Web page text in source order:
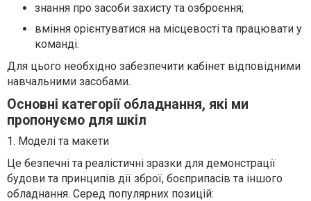
знання про засоби захисту та озброєння;
вміння орієнтуватися на місцевості та працювати у
команді.
Для цього необхідно забезпечити кабінет відповідними
навчальними засобами.
Основні категорії обладнання, які ми
пропонуємо для шкіл
1. Моделі та макети
Це безпечні та реалістичні зразки для демонстрації
будови та принципів дії зброї, боєприпасів та іншого
обладнання. Серед популярних позицій: